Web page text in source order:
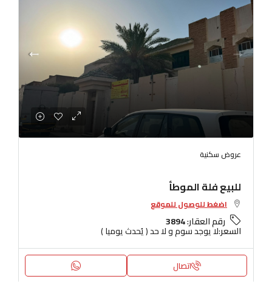
عروض سكنية
للبيع فلة الموطأ
اضغط للوصول للموقع
رقم العقار:3894
السعر:لا يوجد سوم و لا حد ( يُحدث يوميا )
اتصال